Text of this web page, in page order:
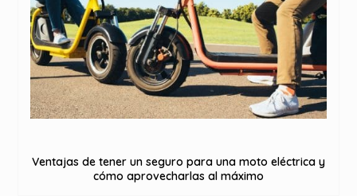
Ventajas de tener un seguro para una moto eléctrica y
cómo aprovecharlas al máximo